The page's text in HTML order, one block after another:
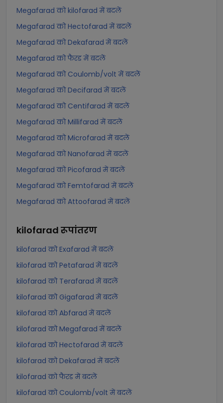
Megafarad को kilofarad में बदलें
Megafarad को Hectofarad में बदलें
Megafarad को Dekafarad में बदलें
Megafarad को फैरड में बदलें
Megafarad को Coulomb/volt में बदलें
Megafarad को Decifarad में बदलें
Megafarad को Centifarad में बदलें
Megafarad को Millifarad में बदलें
Megafarad को Microfarad में बदलें
Megafarad को Nanofarad में बदलें
Megafarad को Picofarad में बदलें
Megafarad को Femtofarad में बदलें
Megafarad को Attoofarad में बदलें
kilofarad रूपांतरण
kilofarad को Exafarad में बदलें
kilofarad को Petafarad में बदलें
kilofarad को Terafarad में बदलें
kilofarad को Gigafarad में बदलें
kilofarad को Abfarad में बदलें
kilofarad को Megafarad में बदलें
kilofarad को Hectofarad में बदलें
kilofarad को Dekafarad में बदलें
kilofarad को फैरड में बदलें
kilofarad को Coulomb/volt में बदलें